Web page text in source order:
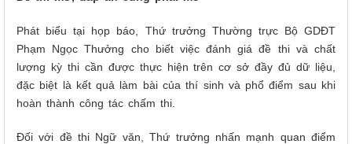
Phát biểu tại họp báo, Thứ trưởng Thường trực Bộ GDĐT
Phạm Ngọc Thưởng cho biết việc đánh giá đề thi và chất
lượng kỳ thi cần được thực hiện trên cơ sở đầy đủ dữ liệu,
đặc biệt là kết quả làm bài của thí sinh và phổ điểm sau khi
hoàn thành công tác chấm thi.
Đối với đề thi Ngữ văn, Thứ trưởng nhấn mạnh quan điểm